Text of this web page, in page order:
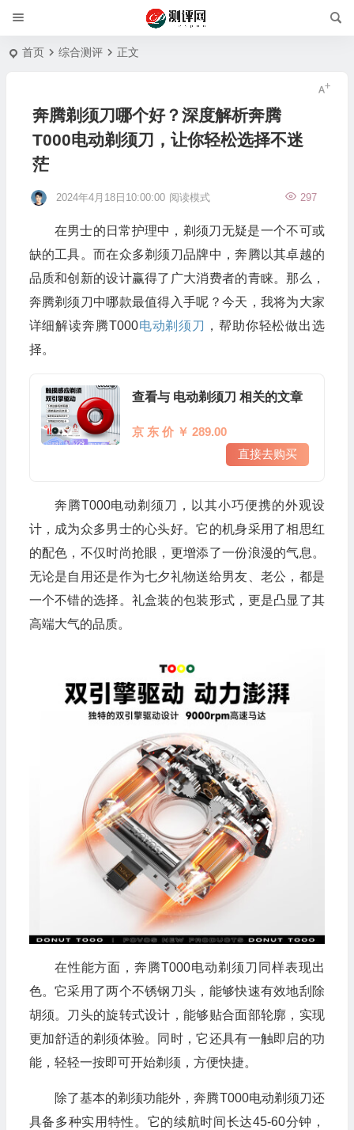
首页 综合测评 正文
奔腾剃须刀哪个好？深度解析奔腾
T000电动剃须刀，让你轻松选择不迷
茫
2024年4月18日10:00:00 297
阅读模式
在男士的日常护理中，剃须刀无疑是一个不可或
缺的工具。而在众多剃须刀品牌中，奔腾以其卓越的
品质和创新的设计赢得了广大消费者的青睐。那么，
奔腾剃须刀中哪款最值得入手呢？今天，我将为大家
详细解读奔腾T000电动剃须刀 ，帮助你轻松做出选
择。
查看与 电动剃须刀 相关的文章
京 东 价 ￥ 289.00
直接去购买
奔腾T000电动剃须刀，以其小巧便携的外观设
计，成为众多男士的心头好。它的机身采用了相思红
的配色，不仅时尚抢眼，更增添了一份浪漫的气息。
无论是自用还是作为七夕礼物送给男友、老公，都是
一个不错的选择。礼盒装的包装形式，更是凸显了其
高端大气的品质。
在性能方面，奔腾T000电动剃须刀同样表现出
色。它采用了两个不锈钢刀头，能够快速有效地刮除
胡须。刀头的旋转式设计，能够贴合面部轮廓，实现
更加舒适的剃须体验。同时，它还具有一触即启的功
能，轻轻一按即可开始剃须，方便快捷。
除了基本的剃须功能外，奔腾T000电动剃须刀还
具备多种实用特性。它的续航时间长达45-60分钟，